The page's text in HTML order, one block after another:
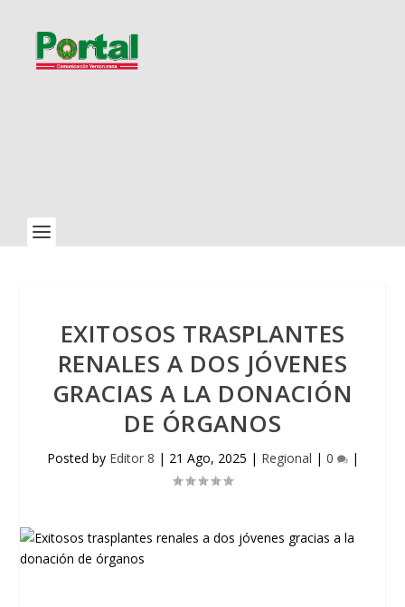
EXITOSOS TRASPLANTES
RENALES A DOS JÓVENES
GRACIAS A LA DONACIÓN
DE ÓRGANOS
Posted by Editor 8 | 21 Ago, 2025 | Regional | 0 |